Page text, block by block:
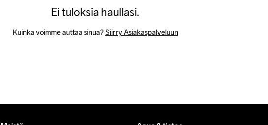
Ei tuloksia haullasi.
Kuinka voimme auttaa sinua? Siirry Asiakaspalveluun